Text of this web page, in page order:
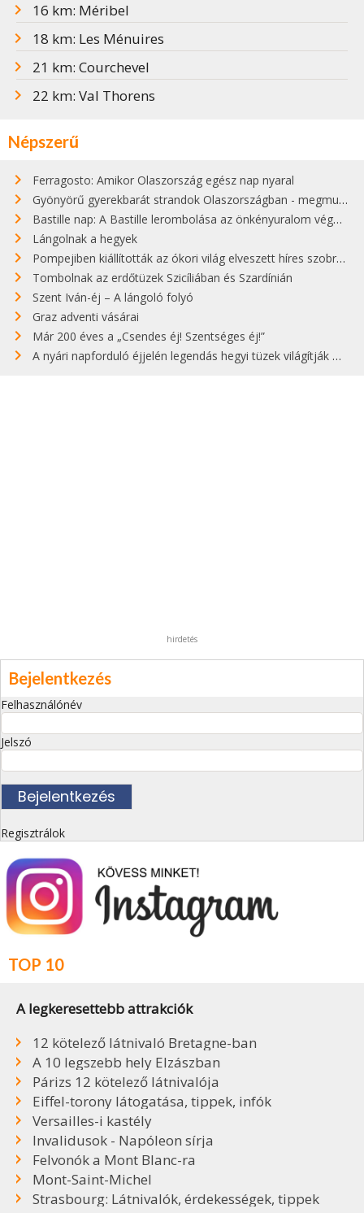
16 km: Méribel
18 km: Les Ménuires
21 km: Courchevel
22 km: Val Thorens
Népszerű
Ferragosto: Amikor Olaszország egész nap nyaral
Gyönyörű gyerekbarát strandok Olaszországban - megmutatjuk a 15 legjobbat
Bastille nap: A Bastille lerombolása az önkényuralom végét jelentette
Lángolnak a hegyek
Pompejiben kiállították az ókori világ elveszett híres szobrának másolatát
Tombolnak az erdőtüzek Szicíliában és Szardínián
Szent Iván-éj – A lángoló folyó
Graz adventi vásárai
Már 200 éves a „Csendes éj! Szentséges éj!”
A nyári napforduló éjjelén legendás hegyi tüzek világítják meg Zugspitzét
hirdetés
Bejelentkezés
Felhasználónév
Jelszó
Regisztrálok
TOP 10
A legkeresettebb attrakciók
12 kötelező látnivaló Bretagne-ban
A 10 legszebb hely Elzászban
Párizs 12 kötelező látnivalója
Eiffel-torony látogatása, tippek, infók
Versailles-i kastély
Invalidusok - Napóleon sírja
Felvonók a Mont Blanc-ra
Mont-Saint-Michel
Strasbourg: Látnivalók, érdekességek, tippek